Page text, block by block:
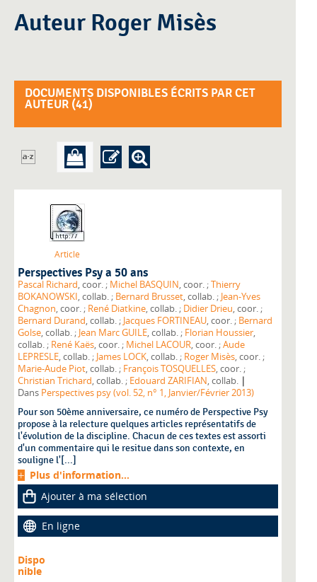
Auteur Roger Misès
DOCUMENTS DISPONIBLES ÉCRITS PAR CET
AUTEUR (41)
Article
Perspectives Psy a 50 ans
Pascal Richard , coor. ; Michel BASQUIN , coor. ;Thierry
BOKANOWSKI
, collab. ; Bernard Brusset , collab. ; Jean-Yves
Chagnon
, coor. ; René Diatkine , collab. ; Didier Drieu
, coor. ;
Bernard Durand
, collab. ; Jacques FORTINEAU , coor. ; Bernard
Golse
, collab. ; Jean Marc GUILE , collab. ; Florian Houssier,
collab. ; René Kaës , coor. ; Michel LACOUR , coor. ;Aude
LEPRESLE
, collab. ; James LOCK , collab. ; Roger Misès
, coor. ;
Marie-Aude Piot
, collab. ; François TOSQUELLES
, coor. ;
Christian Trichard
, collab. ; Edouard ZARIFIAN, collab. |
Dans Perspectives psy (vol. 52, n° 1, Janvier/Février 2013)
Pour son 50ème anniversaire, ce numéro de Perspective Psy
propose à la relecture quelques articles représentatifs de
l'évolution de la discipline. Chacun de ces textes est assorti
d'un commentaire qui le resitue dans son contexte, en
souligne l'[...]
Plus d'information...
Ajouter à ma sélection
En ligne
Dispo
nible